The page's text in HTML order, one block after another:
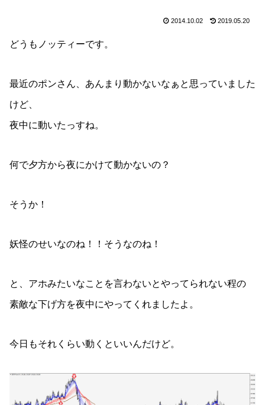
2014.10.02 2019.05.20
どうもノッティーです。
最近のポンさん、あんまり動かないなぁと思っていました
けど、
夜中に動いたっすね。
何で夕方から夜にかけて動かないの？
そうか！
妖怪のせいなのね！！そうなのね！
と、アホみたいなことを言わないとやってられない程の
素敵な下げ方を夜中にやってくれましたよ。
今日もそれくらい動くといいんだけど。